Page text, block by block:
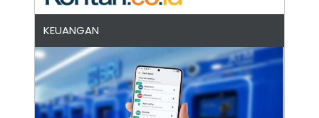
KEUANGAN